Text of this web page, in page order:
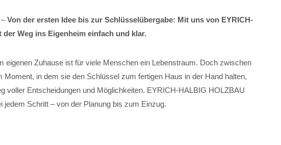
–Von der ersten Idee bis zur Schlüsselübergabe: Mit uns von EYRICH-
der Weg ins Eigenheim einfach und klar.
eigenen Zuhause ist für viele Menschen ein Lebenstraum. Doch zwischen
Moment, in dem sie den Schlüssel zum fertigen Haus in der Hand halten,
voller Entscheidungen und Möglichkeiten. EYRICH-HALBIG HOLZBAU
jedem Schritt – von der Planung bis zum Einzug.